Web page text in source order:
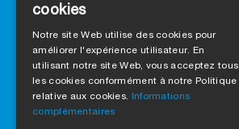
SIGA AG
Rütmattstrasse 7
T +41 41 499 69 69
ENGLISH
FRENCH
cookies
Notre site Web utilise des cookies pour
améliorer l'expérience utilisateur. En
utilisant notre site Web, vous acceptez tous
les cookies conformément à notre Politique
relative aux cookies. Informations
complémentaires